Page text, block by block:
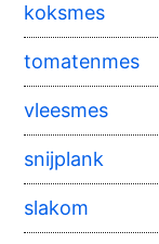
koksmes
tomatenmes
vleesmes
snijplank
slakom